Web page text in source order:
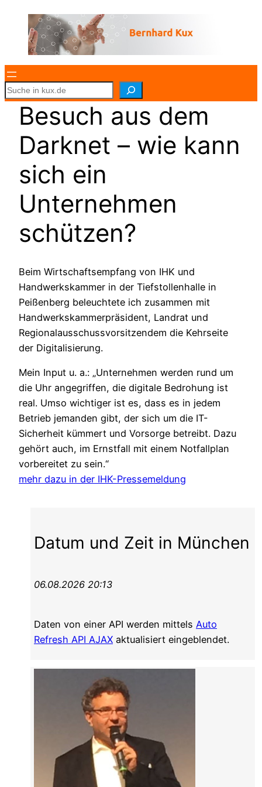
S
e
a
Besuch aus dem
Darknet – wie kann
sich ein
Unternehmen
schützen?
Beim Wirtschaftsempfang von IHK und
Handwerkskammer in der Tiefstollenhalle in
Peißenberg beleuchtete ich zusammen mit
Handwerkskammerpräsident, Landrat und
Regionalausschussvorsitzendem die Kehrseite
der Digitalisierung.
Mein Input u. a.: „Unternehmen werden rund um
die Uhr angegriffen, die digitale Bedrohung ist
real. Umso wichtiger ist es, dass es in jedem
Betrieb jemanden gibt, der sich um die IT-
Sicherheit kümmert und Vorsorge betreibt. Dazu
gehört auch, im Ernstfall mit einem Notfallplan
vorbereitet zu sein.“
mehr dazu in der IHK-Pressemeldung
Datum und Zeit in München
06.08.2026 20:13
Daten von einer API werden mittels Auto
Refresh API AJAX aktualisiert eingeblendet.